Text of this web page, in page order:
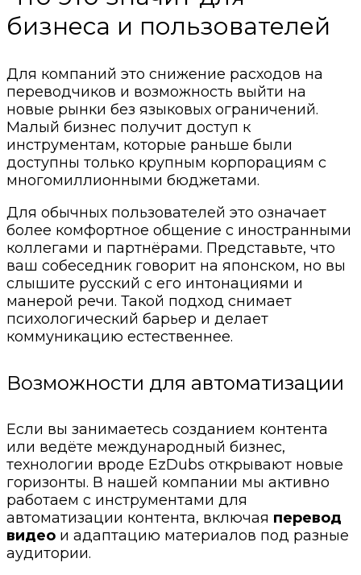
бизнеса и пользователей
Для компаний это снижение расходов на
переводчиков и возможность выйти на
новые рынки без языковых ограничений.
Малый бизнес получит доступ к
инструментам, которые раньше были
доступны только крупным корпорациям с
многомиллионными бюджетами.
Для обычных пользователей это означает
более комфортное общение с иностранными
коллегами и партнёрами. Представьте, что
ваш собеседник говорит на японском, но вы
слышите русский с его интонациями и
манерой речи. Такой подход снимает
психологический барьер и делает
коммуникацию естественнее.
Возможности для автоматизации
Если вы занимаетесь созданием контента
или ведёте международный бизнес,
технологии вроде EzDubs открывают новые
горизонты. В нашей компании мы активно
работаем с инструментами для
автоматизации контента, включая перевод
видео и адаптацию материалов под разные
аудитории.